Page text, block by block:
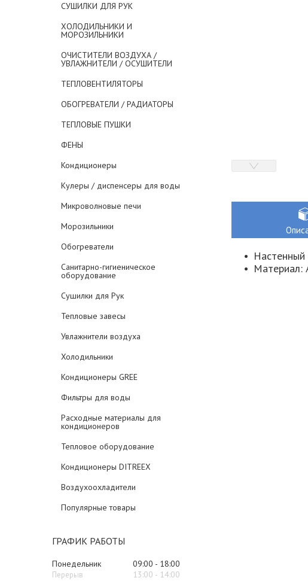
СУШИЛКИ ДЛЯ РУК
ХОЛОДИЛЬНИКИ И
МОРОЗИЛЬНИКИ
ОЧИСТИТЕЛИ ВОЗДУХА /
УВЛАЖНИТЕЛИ / ОСУШИТЕЛИ
ТЕПЛОВЕНТИЛЯТОРЫ
ОБОГРЕВАТЕЛИ / РАДИАТОРЫ
ТЕПЛОВЫЕ ПУШКИ
ФЕНЫ
Кондиционеры
Кулеры / диспенсеры для воды
Микроволновые печи
Морозильники
Обогреватели
Санитарно-гигиеническое
оборудование
Сушилки для Рук
Тепловые завесы
Увлажнители воздуха
Холодильники
Кондиционеры GREE
Фильтры для воды
Расходные материалы для
кондиционеров
Тепловое оборудование
Кондиционеры DITREEX
Воздухоохладители
Популярные товары
ГРАФИК РАБОТЫ
Понедельник 09:00
18:00
13:00
14:00
Материал: